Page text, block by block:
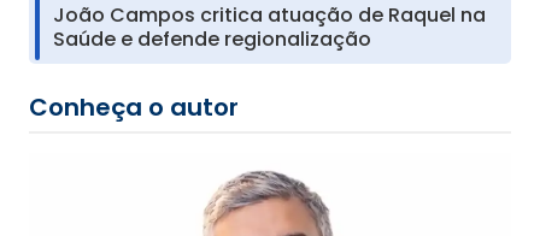
João Campos critica atuação de Raquel na
Saúde e defende regionalização
Conheça o autor